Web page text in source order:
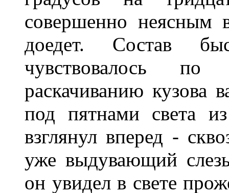
совершенно неясным
доедет. Состав
чувствовалось
раскачиванию кузова
под пятнами света
взглянул вперед -
уже выдувающий
он увидел в свете